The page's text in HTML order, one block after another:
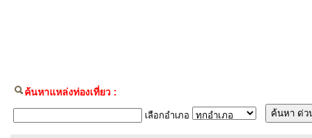
ค้นหาแหล่งท่องเที่ยว :
เลือกอำเภอ